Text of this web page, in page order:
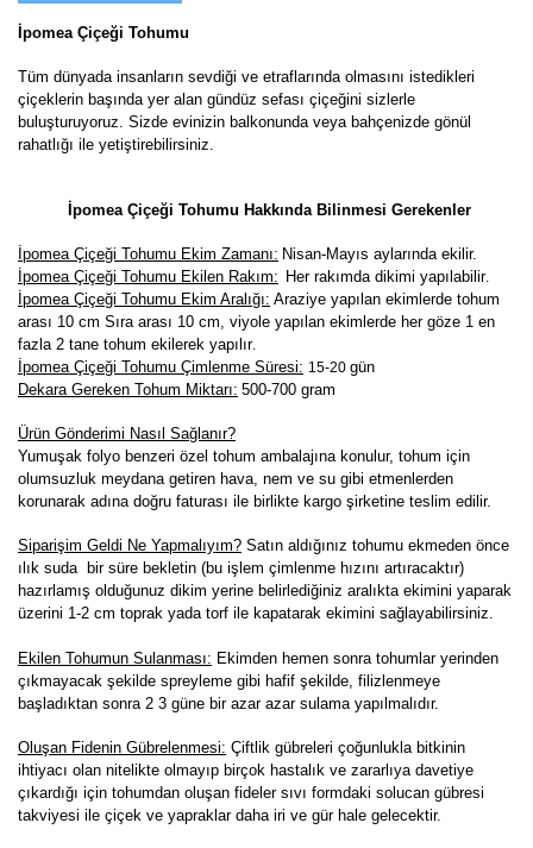
İpomea Çiçeği Tohumu
Tüm dünyada insanların sevdiği ve etraflarında olmasını istedikleri
çiçeklerin başında yer alan gündüz sefası çiçeğini sizlerle
buluşturuyoruz. Sizde evinizin balkonunda veya bahçenizde gönül
rahatlığı ile yetiştirebilirsiniz.
İpomea Çiçeği Tohumu Hakkında Bilinmesi Gerekenler
İpomea Çiçeği Tohumu Ekim Zamanı: Nisan-Mayıs aylarında ekilir.
İpomea Çiçeği Tohumu Ekilen Rakım: Her rakımda dikimi yapılabilir.
İpomea Çiçeği Tohumu Ekim Aralığı: Araziye yapılan ekimlerde tohum
arası 10 cm Sıra arası 10 cm, viyole yapılan ekimlerde her göze 1 en
fazla 2 tane tohum ekilerek yapılır.
İpomea Çiçeği Tohumu Çimlenme Süresi: 15-20 gün
Dekara Gereken Tohum Miktarı: 500-700 gram
Ürün Gönderimi Nasıl Sağlanır?
Yumuşak folyo benzeri özel tohum ambalajına konulur, tohum için
olumsuzluk meydana getiren hava, nem ve su gibi etmenlerden
korunarak adına doğru faturası ile birlikte kargo şirketine teslim edilir.
Siparişim Geldi Ne Yapmalıyım? Satın aldığınız tohumu ekmeden önce
ılık suda bir süre bekletin (bu işlem çimlenme hızını artıracaktır)
hazırlamış olduğunuz dikim yerine belirlediğiniz aralıkta ekimini yaparak
üzerini 1-2 cm toprak yada torf ile kapatarak ekimini sağlayabilirsiniz.
Ekilen Tohumun Sulanması: Ekimden hemen sonra tohumlar yerinden
çıkmayacak şekilde spreyleme gibi hafif şekilde, filizlenmeye
başladıktan sonra 2 3 güne bir azar azar sulama yapılmalıdır.
Oluşan Fidenin Gübrelenmesi: Çiftlik gübreleri çoğunlukla bitkinin
ihtiyacı olan nitelikte olmayıp birçok hastalık ve zararlıya davetiye
çıkardığı için tohumdan oluşan fideler sıvı formdaki solucan gübresi
takviyesi ile çiçek ve yapraklar daha iri ve gür hale gelecektir.